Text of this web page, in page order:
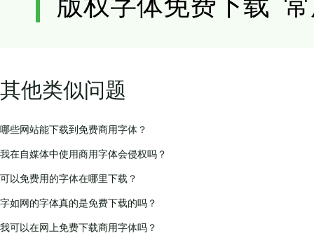
其他类似问题
哪些网站能下载到免费商用字体？
我在自媒体中使用商用字体会侵权吗？
可以免费用的字体在哪里下载？
字如网的字体真的是免费下载的吗？
我可以在网上免费下载商用字体吗？